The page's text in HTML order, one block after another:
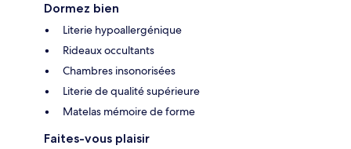
Dormez bien
Literie hypoallergénique
Rideaux occultants
Chambres insonorisées
Literie de qualité supérieure
Matelas mémoire de forme
Faites-vous plaisir